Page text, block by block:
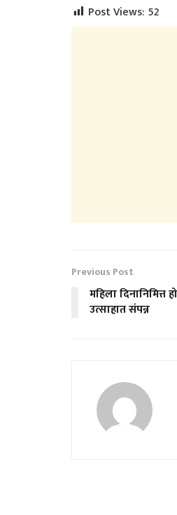
Post Views: 52
Previous Post
महिला दिनानिमित्त
उत्साहात संपन्न